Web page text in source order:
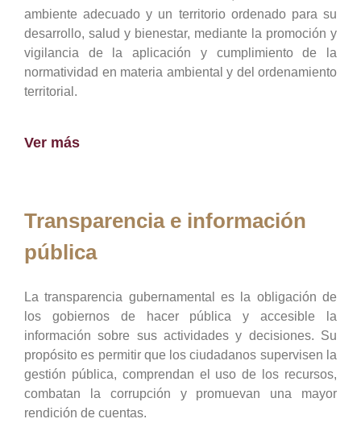
ambiente adecuado y un territorio ordenado para su
desarrollo, salud y bienestar, mediante la promoción y
vigilancia de la aplicación y cumplimiento de la
normatividad en materia ambiental y del ordenamiento
territorial.
Ver más
Transparencia e información
pública
La transparencia gubernamental es la obligación de
los gobiernos de hacer pública y accesible la
información sobre sus actividades y decisiones. Su
propósito es permitir que los ciudadanos supervisen la
gestión pública, comprendan el uso de los recursos,
combatan la corrupción y promuevan una mayor
rendición de cuentas.